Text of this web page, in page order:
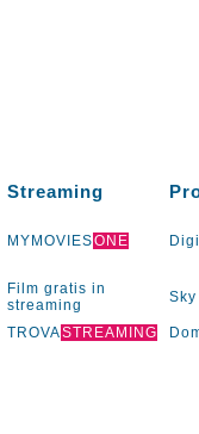
Streaming
MYMOVIESONE
Film gratis in
streaming
Sky
TROVASTREAMING